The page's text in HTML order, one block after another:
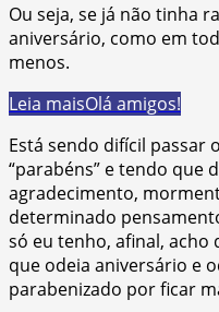
Ou seja, se já não tinha
aniversário, como em
menos.
Leia maisOlá amigos!
Está sendo difícil passar
“parabéns” e tendo que
agradecimento,
determinado
só eu tenho, afinal, acho
que odeia aniversário e
parabenizado por ficar